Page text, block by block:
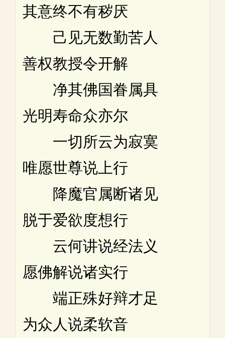
其意终不有秽厌
己见无数勤苦人
善权教授令开解
净其佛国眷属具
光明寿命众亦尔
一切所云为寂寞
唯愿世尊说上行
降魔官属断诸见
脱于爱欲度想行
云何讲说经法义
愿佛解说诸实行
端正殊好辩才足
为众人说柔软音